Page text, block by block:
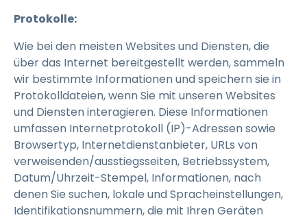
Protokolle:
Wie bei den meisten Websites und Diensten, die
über das Internet bereitgestellt werden, sammeln
wir bestimmte Informationen und speichern sie in
Protokolldateien, wenn Sie mit unseren Websites
und Diensten interagieren. Diese Informationen
umfassen Internetprotokoll (IP)-Adressen sowie
Browsertyp, Internetdienstanbieter, URLs von
verweisenden/ausstiegsseiten, Betriebssystem,
Datum/Uhrzeit-Stempel, Informationen, nach
denen Sie suchen, lokale und Spracheinstellungen,
Identifikationsnummern, die mit Ihren Geräten